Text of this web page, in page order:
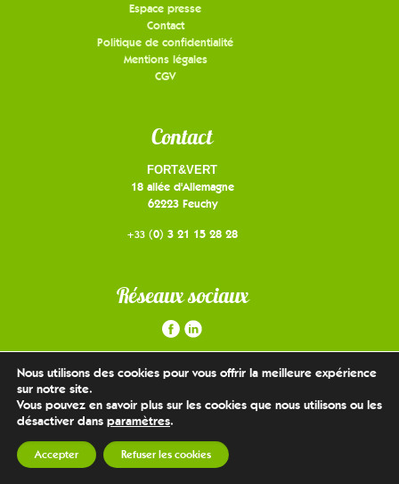
Espace presse
Contact
Politique de confidentialité
Mentions légales
CGV
Contact
FORT&VERT
18 allée d'Allemagne
62223 Feuchy
+33 (0) 3 21 15 28 28
Réseaux sociaux
- Tous droits réservés - Réalisé par l'agence web
Wapiti à Lille
Nous utilisons des cookies pour vous offrir la meilleure expérience
sur notre site.
Vous pouvez en savoir plus sur les cookies que nous utilisons ou les
désactiver dans paramètres.
Accepter Refuser les cookies